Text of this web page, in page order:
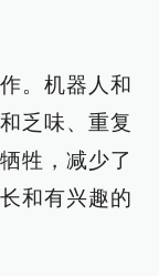
。机器人和
乏味、重复
牲，减少了
和有兴趣的